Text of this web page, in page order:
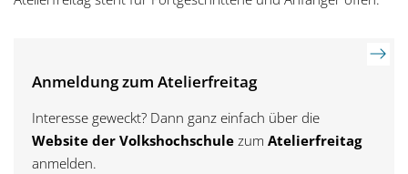
Anmeldung zum Atelierfreitag
Interesse geweckt? Dann ganz einfach über die
Website der Volkshochschule zum Atelierfreitag
anmelden.